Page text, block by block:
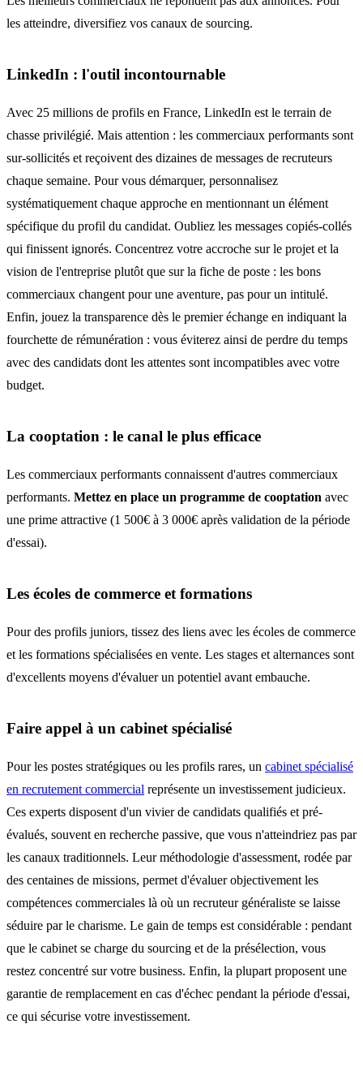
les atteindre, diversifiez vos canaux de sourcing.
LinkedIn : l'outil incontournable
Avec 25 millions de profils en France, LinkedIn est le terrain de
chasse privilégié. Mais attention : les commerciaux performants sont
sur-sollicités et reçoivent des dizaines de messages de recruteurs
chaque semaine. Pour vous démarquer, personnalisez
systématiquement chaque approche en mentionnant un élément
spécifique du profil du candidat. Oubliez les messages copiés-collés
qui finissent ignorés. Concentrez votre accroche sur le projet et la
vision de l'entreprise plutôt que sur la fiche de poste : les bons
commerciaux changent pour une aventure, pas pour un intitulé.
Enfin, jouez la transparence dès le premier échange en indiquant la
fourchette de rémunération : vous éviterez ainsi de perdre du temps
avec des candidats dont les attentes sont incompatibles avec votre
budget.
La cooptation : le canal le plus efficace
Les commerciaux performants connaissent d'autres commerciaux
performants. Mettez en place un programme de cooptation avec
une prime attractive (1 500€ à 3 000€ après validation de la période
d'essai).
Les écoles de commerce et formations
Pour des profils juniors, tissez des liens avec les écoles de commerce
et les formations spécialisées en vente. Les stages et alternances sont
d'excellents moyens d'évaluer un potentiel avant embauche.
Faire appel à un cabinet spécialisé
Pour les postes stratégiques ou les profils rares, un cabinet spécialisé
en recrutement commercial représente un investissement judicieux.
Ces experts disposent d'un vivier de candidats qualifiés et pré-
évalués, souvent en recherche passive, que vous n'atteindriez pas par
les canaux traditionnels. Leur méthodologie d'assessment, rodée par
des centaines de missions, permet d'évaluer objectivement les
compétences commerciales là où un recruteur généraliste se laisse
séduire par le charisme. Le gain de temps est considérable : pendant
que le cabinet se charge du sourcing et de la présélection, vous
restez concentré sur votre business. Enfin, la plupart proposent une
garantie de remplacement en cas d'échec pendant la période d'essai,
ce qui sécurise votre investissement.